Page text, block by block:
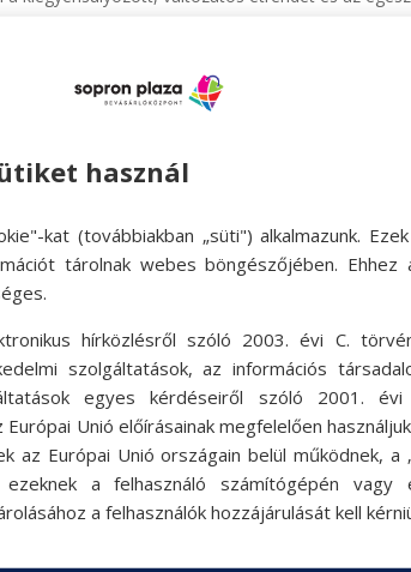
el a termékek címkéjén, vagy a
account/register oldalon találhatóak.
használ
kat (továbbiakban „süti") alkalmazunk.
tárolnak webes böngészőjében. Ehhez
hírközlésről szóló 2003. évi C.
szolgáltatások, az információs
egyes kérdéseiről szóló 2001. évi
Unió előírásainak megfelelően
az Európai Unió országain belül működnek, a
ezeknek a felhasználó számítógépén vagy
a felhasználók hozzájárulását kell